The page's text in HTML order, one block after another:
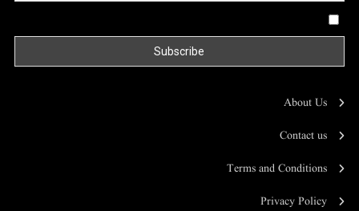
About Us
Contact us
Terms and Conditions
Privacy Policy